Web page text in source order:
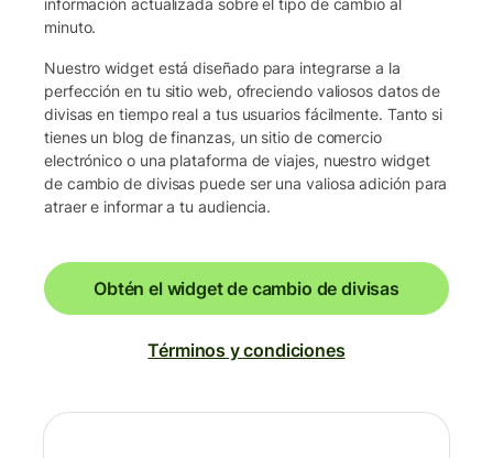
información actualizada sobre el tipo de cambio al
minuto.
Nuestro widget está diseñado para integrarse a la
perfección en tu sitio web, ofreciendo valiosos datos de
divisas en tiempo real a tus usuarios fácilmente. Tanto si
tienes un blog de finanzas, un sitio de comercio
electrónico o una plataforma de viajes, nuestro widget
de cambio de divisas puede ser una valiosa adición para
atraer e informar a tu audiencia.
Obtén el widget de cambio de divisas
Términos y condiciones